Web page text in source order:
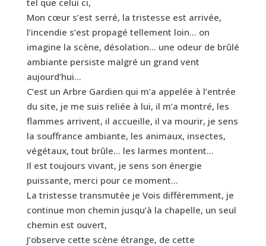
Mon cœur s’est serré, la tristesse est arrivée,
l’incendie s’est propagé tellement loin… on
imagine la scène, désolation… une odeur de brûlé
ambiante persiste malgré un grand vent
aujourd’hui…
C’est un Arbre Gardien qui m’a appelée à l’entrée
du site, je me suis reliée à lui, il m’a montré, les
flammes arrivent, il accueille, il va mourir, je sens
la souffrance ambiante, les animaux, insectes,
végétaux, tout brûle… les larmes montent…
Il est toujours vivant, je sens son énergie
puissante, merci pour ce moment…
La tristesse transmutée je Vois différemment, je
continue mon chemin jusqu’à la chapelle, un seul
chemin est ouvert,
J’observe cette scène étrange, de cette